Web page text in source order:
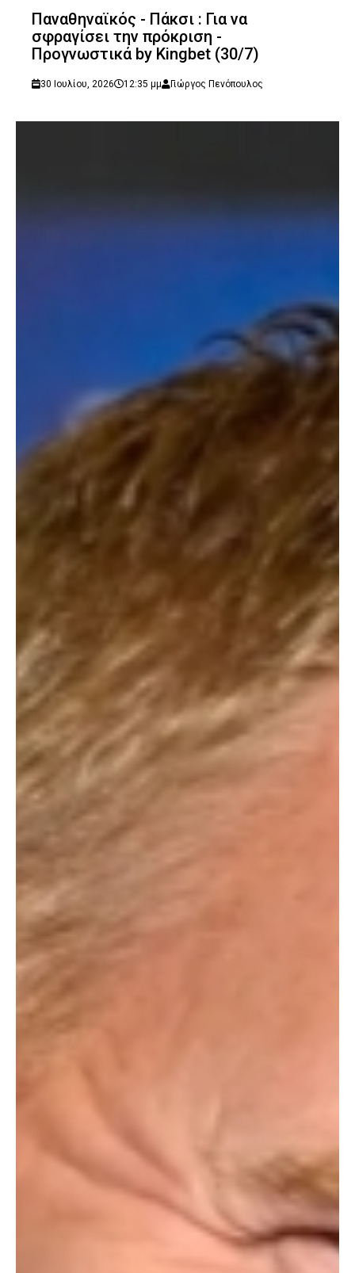
Παναθηναϊκός - Πάκσι : Για να
σφραγίσει την πρόκριση -
Προγνωστικά by Kingbet (30/7)
30 Ιουλίου, 2026 12:35 μμ Γιώργος Πενόπουλος